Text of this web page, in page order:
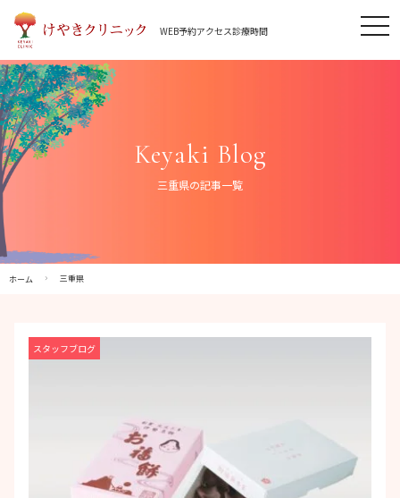
Skip
content
WEB予約アクセス診療時間
Keyaki Blog
三重県の記事一覧
ホーム 三重県
スタッフブログ